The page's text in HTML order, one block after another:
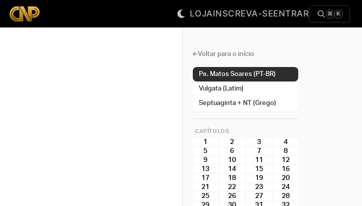
LOJAINSCREVA-SEENTRAR ⌘ K
Voltar para o início
Pe. Matos Soares (PT-BR)
Vulgata (Latim)
Septuaginta + NT (Grego)
CAPÍTULOS
1 2 3
4
5
6 7
8
9
10 11
12
13
14 15
16
17
18 19
20
21
22 23
24
25
26 27
28